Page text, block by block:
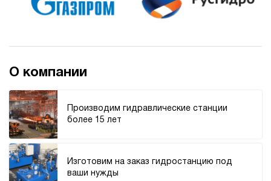
О компании
Производим гидравлические станции
более 15 лет
Изготовим на заказ гидростанцию под
ваши нужды